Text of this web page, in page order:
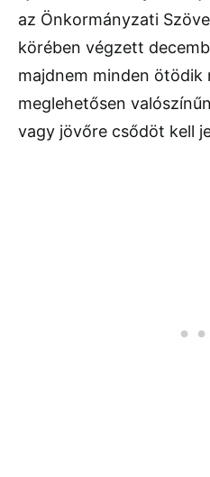
az Önkormányzati
körében végzett
majdnem minden ötödik
meglehetősen
vagy jövőre csődöt kell